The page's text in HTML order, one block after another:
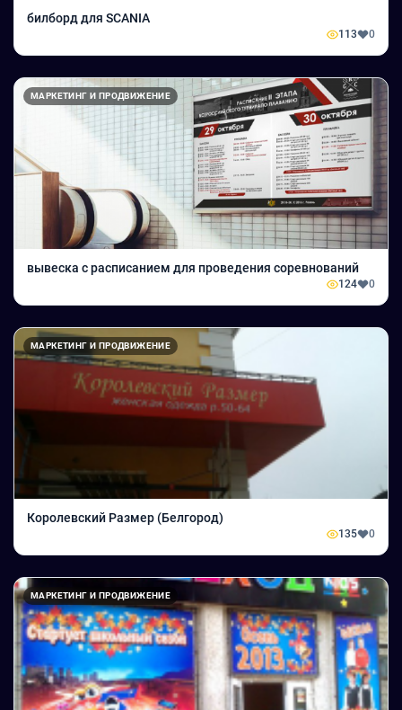
билборд для SCANIA
113 0
МАРКЕТИНГ И ПРОДВИЖЕНИЕ
вывеска с расписанием для проведения соревнований
124 0
МАРКЕТИНГ И ПРОДВИЖЕНИЕ
Королевский Размер (Белгород)
135 0
МАРКЕТИНГ И ПРОДВИЖЕНИЕ